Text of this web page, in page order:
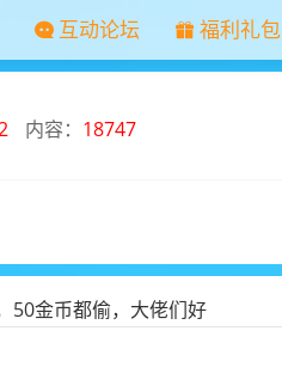
互动论坛 福利礼包
内容： 18747
50金币都偷，大佬们好